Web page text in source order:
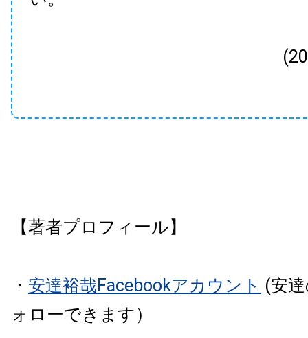
【著者プロフィール】
・ 安達裕哉Facebookアカウント (安
ォローできます）